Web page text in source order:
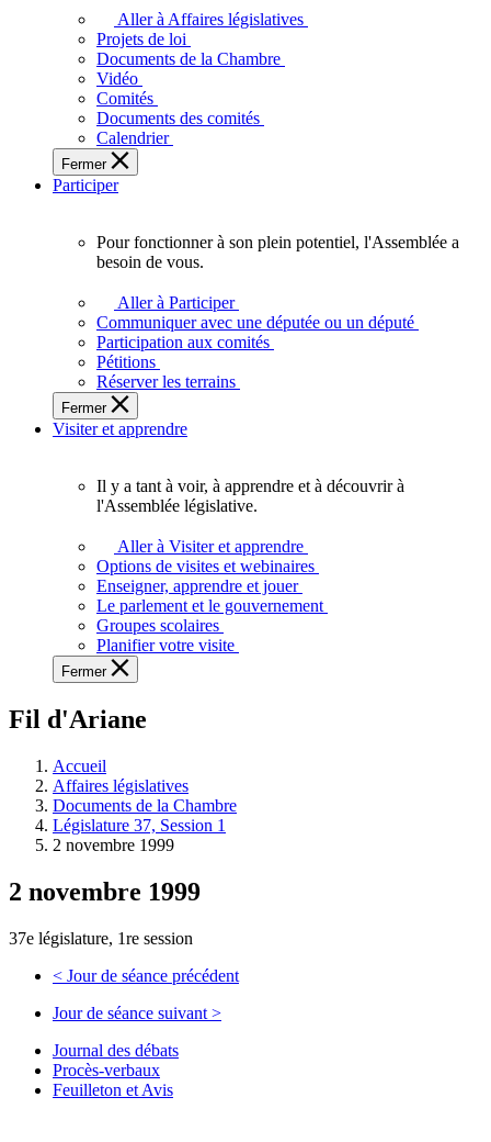
adopte
touchent
des
Ontariennes
et
Aller à Affaires législatives
Projets de loi
Documents de la Chambre
Vidéo
Comités
Documents des comités
Calendrier
Fermer
Participer
plein
potentiel,
l'Assemblée
a
besoin
de
Pour fonctionner à son plein potentiel, l'Assemblée a
besoin de vous.
Aller à Participer
Communiquer avec une députée ou un député
Participation aux comités
Pétitions
Réserver les terrains
Fermer
Visiter et apprendre
voir,
apprendre
et
à
à
législative.
Il y a tant à voir, à apprendre et à découvrir à
l'Assemblée législative.
Aller à Visiter et apprendre
Options de visites et webinaires
Enseigner, apprendre et jouer
Le parlement et le gouvernement
Groupes scolaires
Planifier votre visite
Fermer
Fil d'Ariane
Accueil
Affaires législatives
Documents de la Chambre
Législature 37, Session 1
2 novembre 1999
2 novembre 1999
37e législature, 1re session
< Jour de séance précédent
Jour de séance suivant >
Journal des débats
Procès-verbaux
Feuilleton et Avis